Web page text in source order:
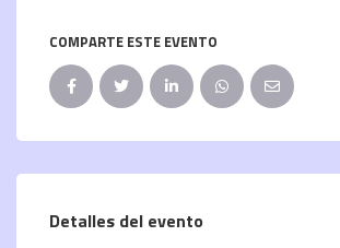
COMPARTE ESTE EVENTO
Detalles del evento